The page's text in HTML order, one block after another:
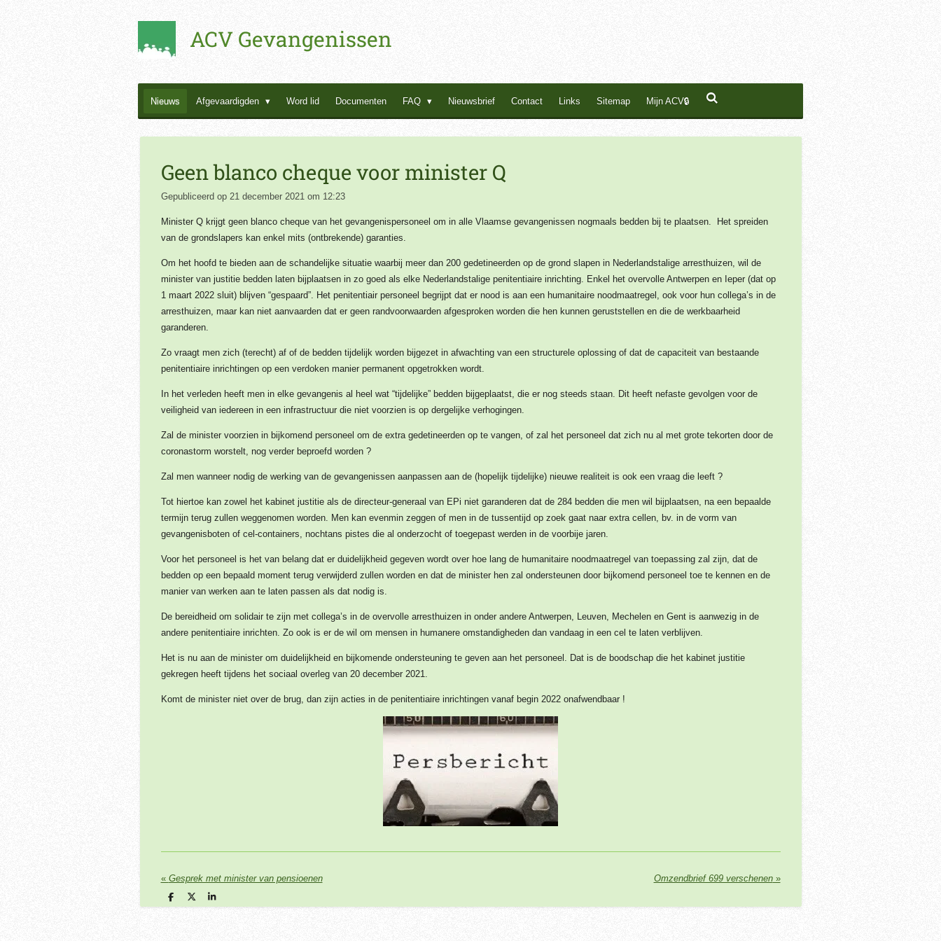
ACV Gevangenissen
Nieuws Afgevaardigden Word lid Documenten FAQ Nieuwsbrief Contact Links Sitemap Mijn ACV🔒
Geen blanco cheque voor minister Q
Gepubliceerd op 21 december 2021 om 12:23
Minister Q krijgt geen blanco cheque van het gevangenispersoneel om in alle Vlaamse gevangenissen nogmaals bedden bij te plaatsen. Het spreiden
van de grondslapers kan enkel mits (ontbrekende) garanties.
Om het hoofd te bieden aan de schandelijke situatie waarbij meer dan 200 gedetineerden op de grond slapen in Nederlandstalige arresthuizen, wil de
minister van justitie bedden laten bijplaatsen in zo goed als elke Nederlandstalige penitentiaire inrichting. Enkel het overvolle Antwerpen en Ieper (dat op
1 maart 2022 sluit) blijven “gespaard”. Het penitentiair personeel begrijpt dat er nood is aan een humanitaire noodmaatregel, ook voor hun collega’s in de
arresthuizen, maar kan niet aanvaarden dat er geen randvoorwaarden afgesproken worden die hen kunnen geruststellen en die de werkbaarheid
garanderen.
Zo vraagt men zich (terecht) af of de bedden tijdelijk worden bijgezet in afwachting van een structurele oplossing of dat de capaciteit van bestaande
penitentiaire inrichtingen op een verdoken manier permanent opgetrokken wordt.
In het verleden heeft men in elke gevangenis al heel wat “tijdelijke” bedden bijgeplaatst, die er nog steeds staan. Dit heeft nefaste gevolgen voor de
veiligheid van iedereen in een infrastructuur die niet voorzien is op dergelijke verhogingen.
Zal de minister voorzien in bijkomend personeel om de extra gedetineerden op te vangen, of zal het personeel dat zich nu al met grote tekorten door de
coronastorm worstelt, nog verder beproefd worden ?
Zal men wanneer nodig de werking van de gevangenissen aanpassen aan de (hopelijk tijdelijke) nieuwe realiteit is ook een vraag die leeft ?
Tot hiertoe kan zowel het kabinet justitie als de directeur-generaal van EPi niet garanderen dat de 284 bedden die men wil bijplaatsen, na een bepaalde
termijn terug zullen weggenomen worden. Men kan evenmin zeggen of men in de tussentijd op zoek gaat naar extra cellen, bv. in de vorm van
gevangenisboten of cel-containers, nochtans pistes die al onderzocht of toegepast werden in de voorbije jaren.
Voor het personeel is het van belang dat er duidelijkheid gegeven wordt over hoe lang de humanitaire noodmaatregel van toepassing zal zijn, dat de
bedden op een bepaald moment terug verwijderd zullen worden en dat de minister hen zal ondersteunen door bijkomend personeel toe te kennen en de
manier van werken aan te laten passen als dat nodig is.
De bereidheid om solidair te zijn met collega’s in de overvolle arresthuizen in onder andere Antwerpen, Leuven, Mechelen en Gent is aanwezig in de
andere penitentiaire inrichten. Zo ook is er de wil om mensen in humanere omstandigheden dan vandaag in een cel te laten verblijven.
Het is nu aan de minister om duidelijkheid en bijkomende ondersteuning te geven aan het personeel. Dat is de boodschap die het kabinet justitie
gekregen heeft tijdens het sociaal overleg van 20 december 2021.
Komt de minister niet over de brug, dan zijn acties in de penitentiaire inrichtingen vanaf begin 2022 onafwendbaar !
« Gesprek met minister van pensioenen Omzendbrief 699 verschenen»
D
e
D
e
S
h